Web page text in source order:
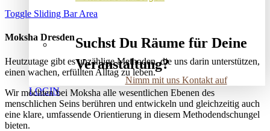
Suchst Du Räume für Deine
Veranstaltung?
Nimm mit uns Kontakt auf
LOGIN
Toggle Sliding Bar Area
Moksha Dresden
Heutzutage gibt es unzählige Methoden, die uns darin unterstützen,
einen wachen, erfüllten Alltag zu leben.
Wir möchten bei Moksha alle wesent­lichen Ebenen des
menschlichen Seins berühren und entwickeln und gleichzeitig auch
eine klare, umfassende Orientierung in diesem Methodendschungel
bieten.